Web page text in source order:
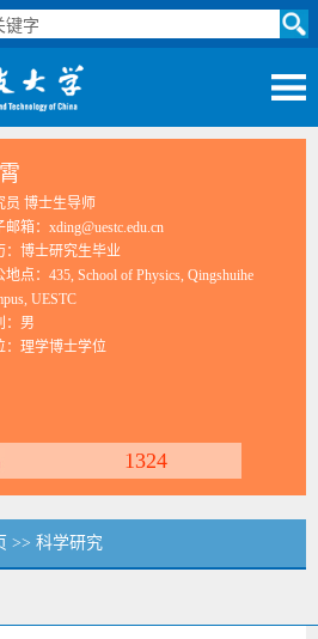
员 博士生导师
邮箱：xding@uestc.edu.cn
：博士研究生毕业
地点：435, School of Physics, Qingshuihe
UESTC
：男
：理学博士学位
1324
>> 科学研究